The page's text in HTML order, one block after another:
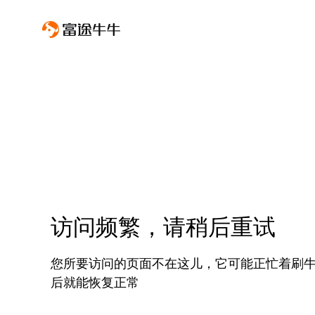
访问频繁，请稍后重试
您所要访问的页面不在这儿，它可能正忙着刷
后就能恢复正常